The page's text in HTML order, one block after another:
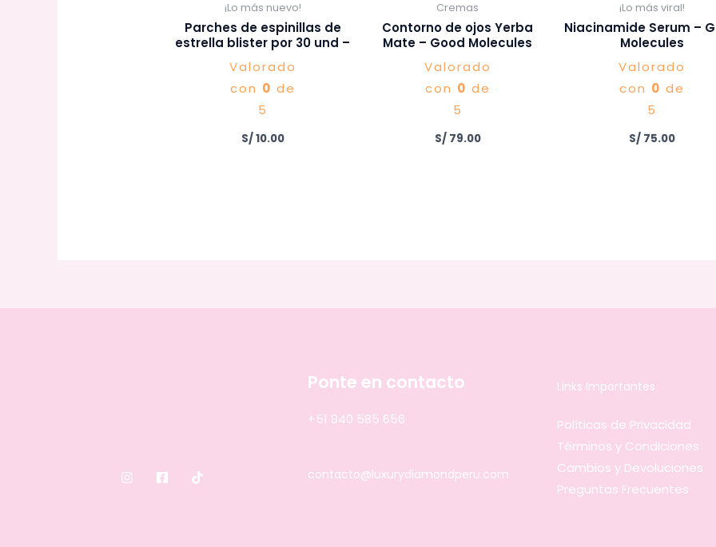
¡Lo más nuevo!
Parches de espinillas de
estrella blister por 30 und –
Valorado
con 0 de
5
S/10.00
Cremas
Contorno de ojos Yerba
Mate – Good Molecules
Valorado
con 0 de
5
S/79.00
¡Lo más viral!
Niacinamide Serum –
Molecules
Valorado
con 0 de
5
S/ 75.00
Ponte en contacto
+51 940 585 656
contacto@luxurydiamondperu.com
Links Importantes
Políticas de Privacidad
Términos y Condiciones
Cambios y Devoluciones
Preguntas Frecuentes